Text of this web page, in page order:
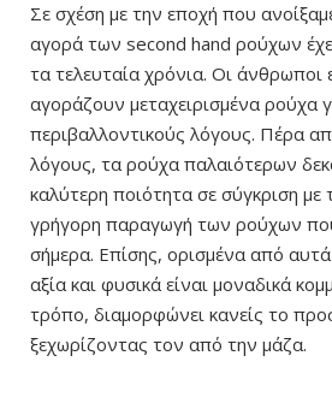
Σε σχέση με την εποχή που
αγορά των second hand ρούχων
τα τελευταία χρόνια. Οι άνθρωποι
αγοράζουν μεταχειρισμένα ρούχα
περιβαλλοντικούς λόγους. Πέρα
λόγους, τα ρούχα παλαιότερων
καλύτερη ποιότητα σε σύγκριση με
γρήγορη παραγωγή των ρούχων
σήμερα. Επίσης, ορισμένα από
αξία και φυσικά είναι μοναδικά
τρόπο, διαμορφώνει κανείς το
ξεχωρίζοντας τον από την μάζα.